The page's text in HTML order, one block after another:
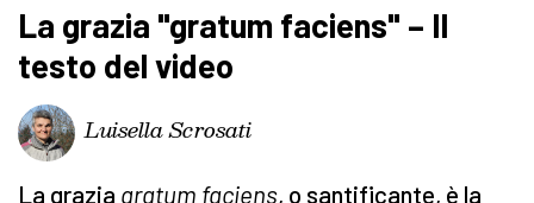
La grazia "gratum faciens" – Il
testo del video
Luisella Scrosati
La grazia gratum faciens, o santificante, è la